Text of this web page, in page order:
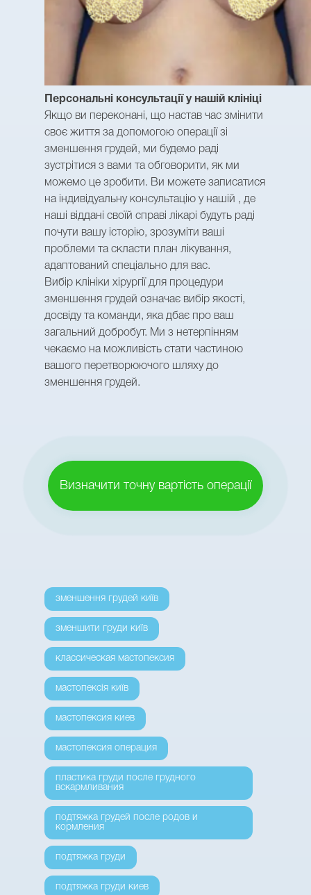
Персональні консультації у нашій клініці
Якщо ви переконані, що настав час змінити
своє життя за допомогою операції зі
зменшення грудей, ми будемо раді
зустрітися з вами та обговорити, як ми
можемо це зробити. Ви можете записатися
на індивідуальну консультацію у нашій , де
наші віддані своїй справі лікарі будуть раді
почути вашу історію, зрозуміти ваші
проблеми та скласти план лікування,
адаптований спеціально для вас.
Вибір клініки хірургії для процедури
зменшення грудей означає вибір якості,
досвіду та команди, яка дбає про ваш
загальний добробут. Ми з нетерпінням
чекаємо на можливість стати частиною
вашого перетворюючого шляху до
зменшення грудей.
Визначити точну вартість операції
зменшення грудей київ
зменшити груди київ
классическая мастопексия
мастопексія київ
мастопексия киев
мастопексия операция
пластика груди после грудного
вскармливания
подтяжка грудей после родов и
кормления
подтяжка груди
подтяжка груди киев